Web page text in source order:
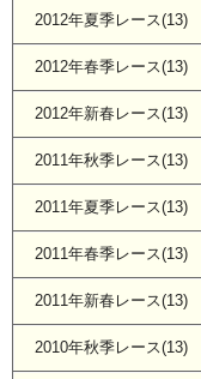
2012年夏季レース(13)
2012年春季レース(13)
2012年新春レース(13)
2011年秋季レース(13)
2011年夏季レース(13)
2011年春季レース(13)
2011年新春レース(13)
2010年秋季レース(13)